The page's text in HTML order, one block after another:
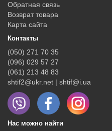
Обратная связь
Возврат товара
Карта сайта
Контакты
(050) 271 70 35
(096) 029 57 27
(061) 213 48 83
shtif2@ukr.net | shtif@i.ua
Нас можно найти